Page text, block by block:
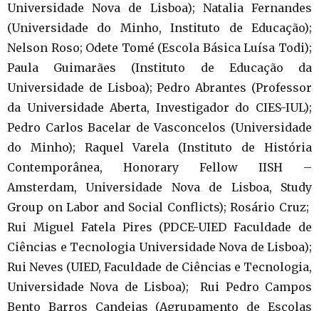
Universidade Nova de Lisboa); Natalia Fernandes
(Universidade do Minho, Instituto de Educação);
Nelson Roso; Odete Tomé (Escola Básica Luísa Todi);
Paula Guimarães (Instituto de Educação da
Universidade de Lisboa); Pedro Abrantes (Professor
da Universidade Aberta, Investigador do CIES-IUL);
Pedro Carlos Bacelar de Vasconcelos (Universidade
do Minho); Raquel Varela (Instituto de História
Contemporânea, Honorary Fellow IISH –
Amsterdam, Universidade Nova de Lisboa, Study
Group on Labor and Social Conflicts); Rosário Cruz;
Rui Miguel Fatela Pires (PDCE-UIED Faculdade de
Ciências e Tecnologia Universidade Nova de Lisboa);
Rui Neves (UIED, Faculdade de Ciências e Tecnologia,
Universidade Nova de Lisboa); Rui Pedro Campos
Bento Barros Candeias (Agrupamento de Escolas